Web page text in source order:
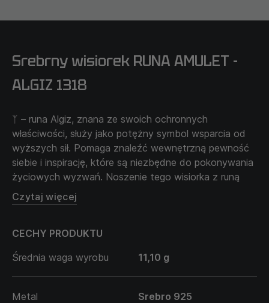
Srebrny wisiorek RUNA AMULET -
ALGIZ 1318
ᛉ – runa Algiz, znana ze swoich ochronnych
właściwości, służy jako potężny symbol wsparcia od
wyższych sił. Pomaga znaleźć wewnętrzną pewność
siebie i inspirację, które są niezbędne do pokonywania
życiowych wyzwań. Noszenie tego wisiorka z runą
Algiz jest w codziennym życiu przypomnieniem o
znaczeniu zachowania wewnętrznej harmonii i spokoju
Można wybrać dowolną runę z dostępnych
wariantów; jeśli potrzebujesz spersonalizowanej runy,
podaj ją komentarzu do zamówienia. A my
skontaktujemy się z tobą w celu omówienia ważnych
detali.
Czytaj więcej
CECHY PRODUKTU
Średnia waga wyrobu
11,10 g
Metal Srebro 925